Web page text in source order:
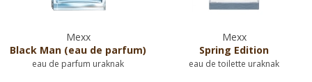
Mexx
Black Man (eau de parfum)
eau de parfum uraknak
Mexx
Spring Edition
eau de toilette uraknak